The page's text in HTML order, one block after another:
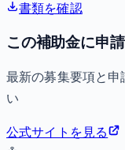
書類を確認
この補助金に申
最新の募集要項と申
い
公式サイトを見る